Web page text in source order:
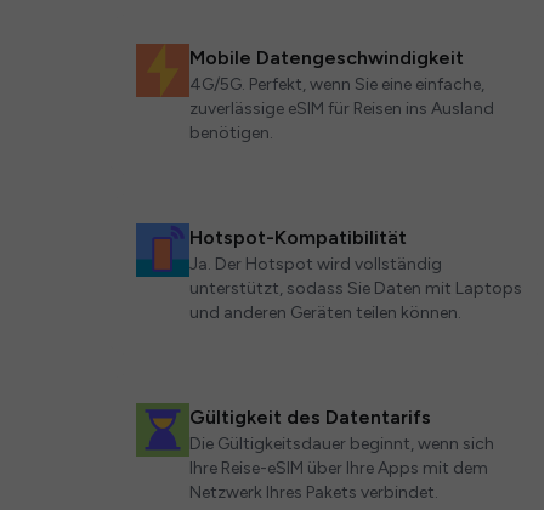
Mobile Datengeschwindigkeit
4G/5G. Perfekt, wenn Sie eine einfache,
zuverlässige eSIM für Reisen ins Ausland
benötigen.
Hotspot-Kompatibilität
Ja. Der Hotspot wird vollständig
unterstützt, sodass Sie Daten mit Laptops
und anderen Geräten teilen können.
Gültigkeit des Datentarifs
Die Gültigkeitsdauer beginnt, wenn sich
Ihre Reise-eSIM über Ihre Apps mit dem
Netzwerk Ihres Pakets verbindet.